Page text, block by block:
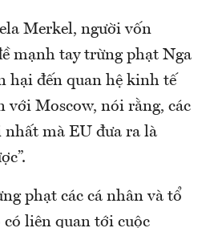
Merkel, người vốn
mạnh tay trừng phạt Nga
hại đến quan hệ kinh tế
với Moscow, nói rằng, các
mà EU đưa ra là
phạt các cá nhân và tổ
có liên quan tới cuộc